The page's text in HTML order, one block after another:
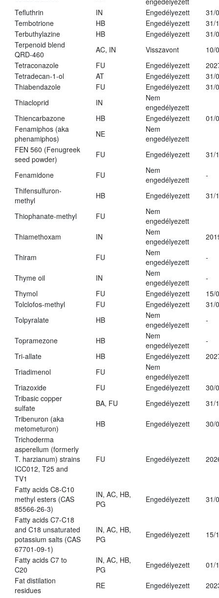
Tefluthrin
IN Engedélyezett
31/
Tembotrione
HB Engedélyezett
31/
Terbuthylazine
HB Engedélyezett
31/
Terpenoid blend
QRD-460
AC, IN Visszavont
10/
Tetraconazole
FU Engedélyezett
Tetradecan-1-ol
AT Engedélyezett
31/
Thiabendazole
FU Engedélyezett
31/
Thiacloprid
IN
Nem
engedélyezett
Thiencarbazone
HB Engedélyezett
01/
Fenamiphos (aka
phenamiphos)
NE
Nem
engedélyezett
FEN 560 (Fenugreek
seed powder)
FU Engedélyezett 31/
Fenamidone FU
Nem
engedélyezett
-
Thifensulfuron-
methyl
HB Engedélyezett 31/
Thiophanate-methyl FU
Nem
engedélyezett
Thiamethoxam
IN
Nem
engedélyezett
Thiram FU
Nem
engedélyezett
-
Thyme oil IN
Nem
engedélyezett
-
Thymol
FU Engedélyezett
15/
Tolclofos-methyl
FU Engedélyezett
31/
Tolpyralate
HB
Nem
engedélyezett
-
Topramezone HB
Nem
engedélyezett
-
Tri-allate
HB Engedélyezett
Triadimenol
FU
Nem
engedélyezett
Triazoxide
FU Engedélyezett
30/
Tribasic copper
sulfate
BA, FU Engedélyezett
31/
Tribenuron (aka
metometuron)
HB Engedélyezett
30/
Trichoderma
asperellum (formerly
T. harzianum) strains
ICC012, T25 and
TV1
FU Engedélyezett
Fatty acids C8-C10
methyl esters (CAS
85566-26-3)
IN, AC, HB,
PG
Engedélyezett 31/
Fatty acids C7-C18
and C18 unsaturated
potassium salts (CAS
67701-09-1)
IN, AC, HB,
PG
Engedélyezett 15/
Fatty acids C7 to
C20
IN, AC, HB,
PG
Engedélyezett
01/
Fat distilation
residues
RE Engedélyezett